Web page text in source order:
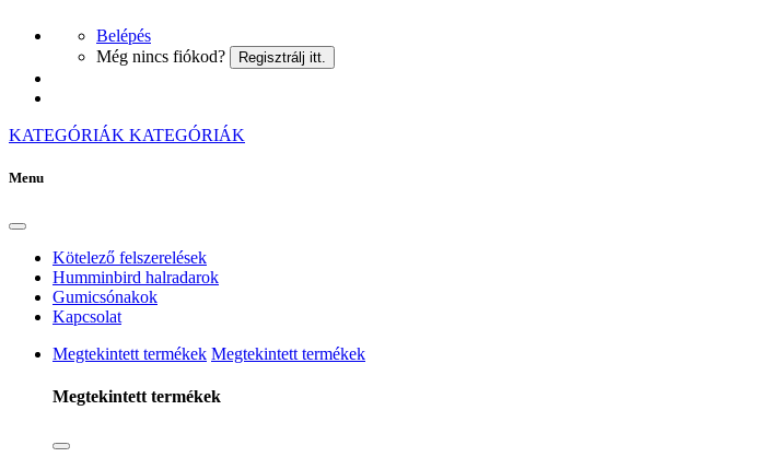
Belépés
Még nincs fiókod?
Regisztrálj itt.
KATEGÓRIÁK KATEGÓRIÁK
Menu
Kötelező felszerelések
Humminbird halradarok
Gumicsónakok
Kapcsolat
Megtekintett termékek Megtekintett termékek
Megtekintett termékek